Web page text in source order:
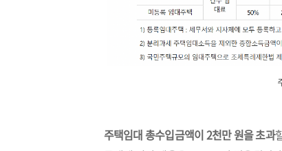
주택임대 총수입금액이 2천만 원을 초과